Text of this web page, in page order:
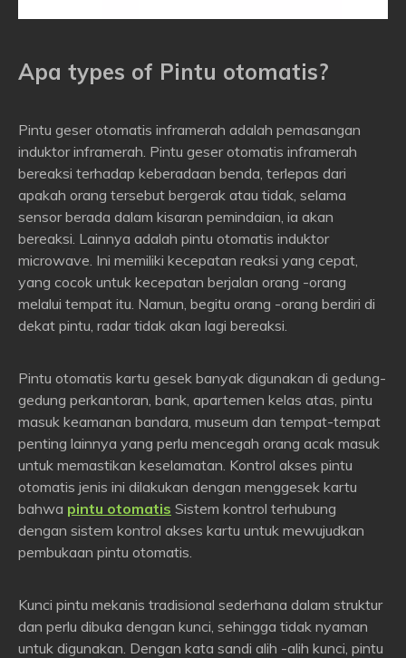
Apa types of Pintu otomatis?
Pintu geser otomatis inframerah adalah pemasangan
induktor inframerah. Pintu geser otomatis inframerah
bereaksi terhadap keberadaan benda, terlepas dari
apakah orang tersebut bergerak atau tidak, selama
sensor berada dalam kisaran pemindaian, ia akan
bereaksi. Lainnya adalah pintu otomatis induktor
microwave. Ini memiliki kecepatan reaksi yang cepat,
yang cocok untuk kecepatan berjalan orang -orang
melalui tempat itu. Namun, begitu orang -orang berdiri di
dekat pintu, radar tidak akan lagi bereaksi.
Pintu otomatis kartu gesek banyak digunakan di gedung-
gedung perkantoran, bank, apartemen kelas atas, pintu
masuk keamanan bandara, museum dan tempat-tempat
penting lainnya yang perlu mencegah orang acak masuk
untuk memastikan keselamatan. Kontrol akses pintu
otomatis jenis ini dilakukan dengan menggesek kartu
bahwa pintu otomatis Sistem kontrol terhubung
dengan sistem kontrol akses kartu untuk mewujudkan
pembukaan pintu otomatis.
Kunci pintu mekanis tradisional sederhana dalam struktur
dan perlu dibuka dengan kunci, sehingga tidak nyaman
untuk digunakan. Dengan kata sandi alih -alih kunci, pintu